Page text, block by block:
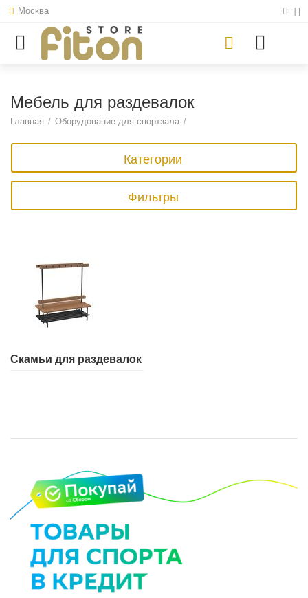
Москва
Мебель для раздевалок
Главная / Оборудование для спортзала /
Категории
Фильтры
Скамьи для раздевалок